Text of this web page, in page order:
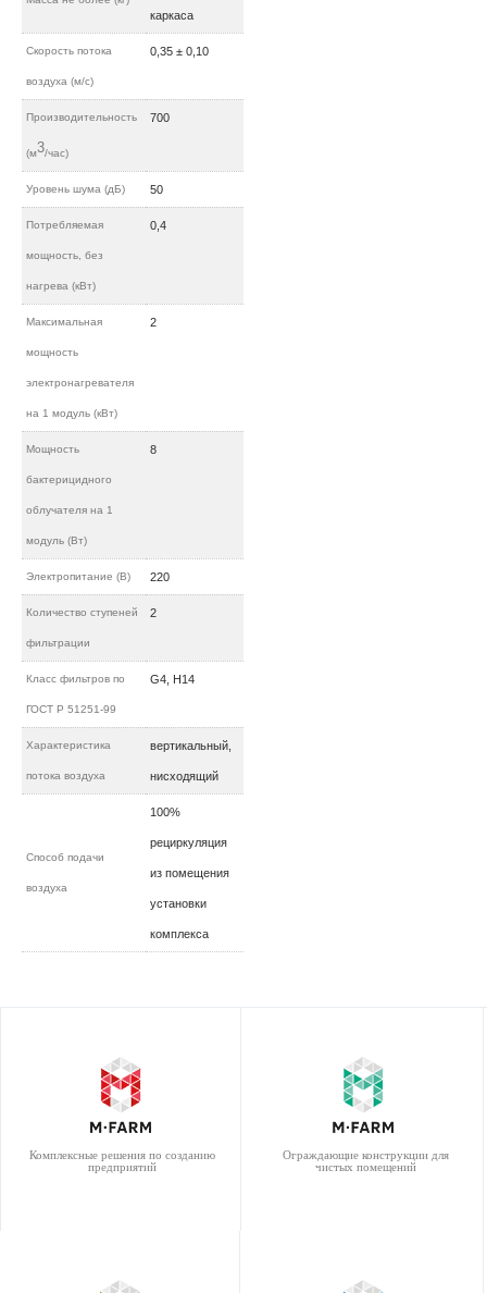
каркаса
Скорость потока
воздуха (м/c)
0,35 ± 0,10
Производительность
(м3/час)
700
Уровень шума (дБ) 50
Потребляемая
мощность, без
нагрева (кВт)
0,4
Максимальная
мощность
электронагревателя
на 1 модуль (кВт)
2
Мощность
бактерицидного
облучателя на 1
модуль (Вт)
8
Электропитание (В) 220
Количество ступеней
фильтрации
2
Класс фильтров по
ГОСТ Р 51251-99
G4, H14
Характеристика
потока воздуха
вертикальный,
нисходящий
Способ подачи
воздуха
100%
рециркуляция
из помещения
установки
комплекса
Комплексные решения по созданию
предприятий
Ограждающие конструкции для
чистых помещений